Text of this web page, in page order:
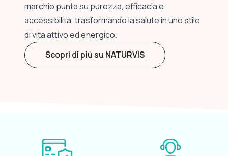
marchio punta su purezza, efficacia e
accessibilità, trasformando la salute in uno stile
di vita attivo ed energico.
Scopri di più su NATURVIS